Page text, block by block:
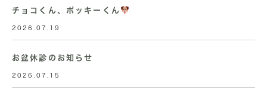
チョコくん、ポッキーくん
2026.07.19
お盆休診のお知らせ
2026.07.15